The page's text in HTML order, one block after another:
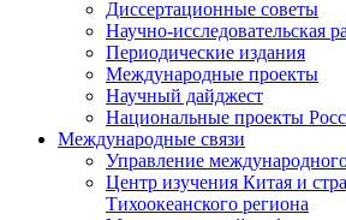
Диссертационные советы
Научно-исследовательская
Периодические издания
Международные проекты
Научный дайджест
Национальные проекты
Международные связи
Управление
Центр изучения Китая и
Тихоокеанского региона